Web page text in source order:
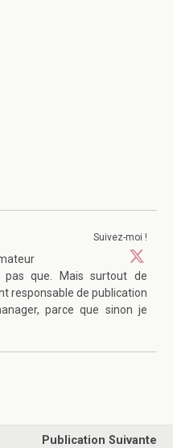
Suivez-moi !
que. Mais surtout de
responsable de publication
parce que sinon je
Publication Suivante